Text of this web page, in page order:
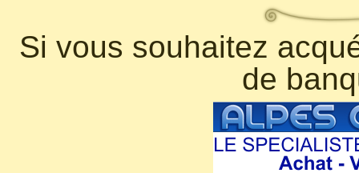
Si vous souhaitez
de